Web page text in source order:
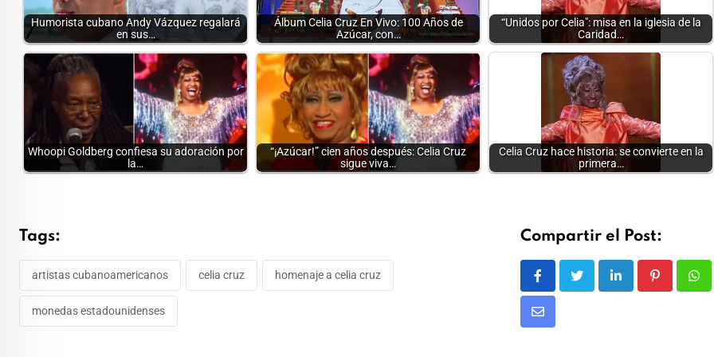
Humorista cubano Andy Vázquez regalará
en sus…
Álbum Celia Cruz En Vivo: 100 Años de
Azúcar, con…
“Unidos por Celia": misa en la iglesia de la
Caridad…
Whoopi Goldberg confiesa su adoración por
la…
“¡Azúcar!” cien años después: Celia Cruz
sigue viva…
Celia Cruz hace historia: se convierte en la
primera…
Tags:
artistas cubanoamericanos celia cruz homenaje a celia cruz
monedas estadounidenses
Compartir el Post:
LinkedIn Pinterest
Share